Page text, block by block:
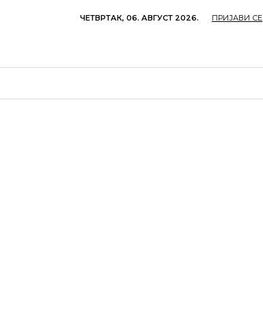
ЧЕТВРТАК, 06. АВГУСТ 2026. ПРИЈАВИ СЕ